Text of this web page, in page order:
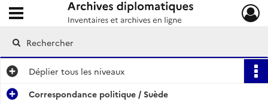
Archives diplomatiques
Ouvrir le menu déroulant
Déplier tous les niveaux
Correspondance politique / Suède